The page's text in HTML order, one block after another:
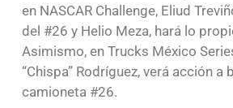
en NASCAR Challenge, Eliud
del #26 y Helio Meza, hará lo
Asimismo, en Trucks México
“Chispa” Rodríguez, verá acción a
camioneta #26.